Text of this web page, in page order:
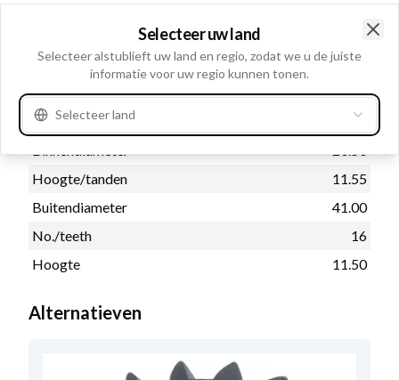
Fysieke informatie
Aantal spiebanen:
Diepte/tanden
5.20
Bus:
Zonder
Lager
Zonder
Hoogte/tanden
11.55
Buitendiameter
41.00
No./teeth
16
Hoogte
11.50
Alternatieven
Selecteer uw land
Selecteer alstublieft uw land en regio, zodat we u de juiste
informatie voor uw regio kunnen tonen.
Selecteer land